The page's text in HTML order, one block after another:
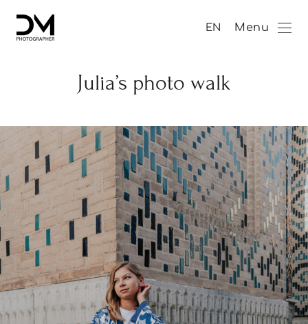
EN Menu
Julia’s photo walk